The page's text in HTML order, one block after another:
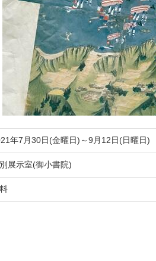
年7月30日(金曜日)～9月12日(日曜日)
展示室(御小書院)